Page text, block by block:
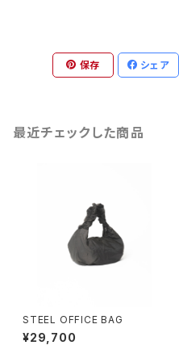
保存 シェア
最近チェックした商品
STEEL OFFICE BAG
¥29,700